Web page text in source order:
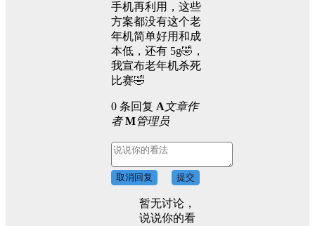
手机再利用，这些
方案都没有这个老
年机简单好用和成
本低，还有 5g🤣，
我宣布老年机杀死
比赛🤣
0 条回复 A文章作
者 M管理员
取消回复 提交
暂无讨论，
说说你的看